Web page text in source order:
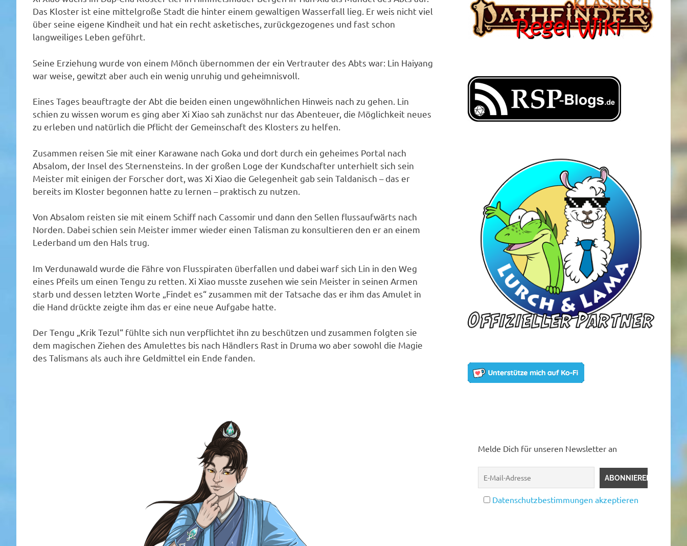
Das Kloster ist eine mittelgroße Stadt die hinter einem gewaltigen Wasserfall lieg. Er weis nicht viel
über seine eigene Kindheit und hat ein recht asketisches, zurückgezogenes und fast schon
langweiliges Leben geführt.
Seine Erziehung wurde von einem Mönch übernommen der ein Vertrauter des Abts war: Lin Haiyang
war weise, gewitzt aber auch ein wenig unruhig und geheimnisvoll.
Eines Tages beauftragte der Abt die beiden einen ungewöhnlichen Hinweis nach zu gehen. Lin
schien zu wissen worum es ging aber Xi Xiao sah zunächst nur das Abenteuer, die Möglichkeit neues
zu erleben und natürlich die Pflicht der Gemeinschaft des Klosters zu helfen.
Zusammen reisen Sie mit einer Karawane nach Goka und dort durch ein geheimes Portal nach
Absalom, der Insel des Sternensteins. In der großen Loge der Kundschafter unterhielt sich sein
Meister mit einigen der Forscher dort, was Xi Xiao die Gelegenheit gab sein Taldanisch – das er
bereits im Kloster begonnen hatte zu lernen – praktisch zu nutzen.
Von Absalom reisten sie mit einem Schiff nach Cassomir und dann den Sellen flussaufwärts nach
Norden. Dabei schien sein Meister immer wieder einen Talisman zu konsultieren den er an einem
Lederband um den Hals trug.
Im Verdunawald wurde die Fähre von Flusspiraten überfallen und dabei warf sich Lin in den Weg
eines Pfeils um einen Tengu zu retten. Xi Xiao musste zusehen wie sein Meister in seinen Armen
starb und dessen letzten Worte „Findet es“ zusammen mit der Tatsache das er ihm das Amulet in
die Hand drückte zeigte ihm das er eine neue Aufgabe hatte.
Der Tengu „Krik Tezul“ fühlte sich nun verpflichtet ihn zu beschützen und zusammen folgten sie
dem magischen Ziehen des Amulettes bis nach Händlers Rast in Druma wo aber sowohl die Magie
des Talismans als auch ihre Geldmittel ein Ende fanden.
Melde Dich für unseren Newsletter an
Datenschutzbestimmungen akzeptieren